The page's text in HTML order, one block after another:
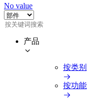
No value
产品
按类别
按功能